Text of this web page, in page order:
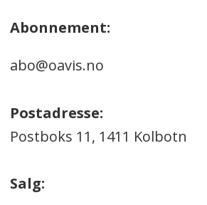
Abonnement:
abo@oavis.no
Postadresse:
Postboks 11, 1411 Kolbotn
Salg: